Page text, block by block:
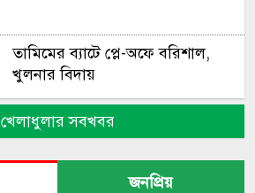
তামিমের ব্যাটে প্লে-অফে বরিশাল,
খুলনার বিদায়
শেষ ওভারের রোমাঞ্চে কিউইদের
হারাল অস্ট্রেলিয়া
খেলাধুলার সবখবর
জনপ্রিয়